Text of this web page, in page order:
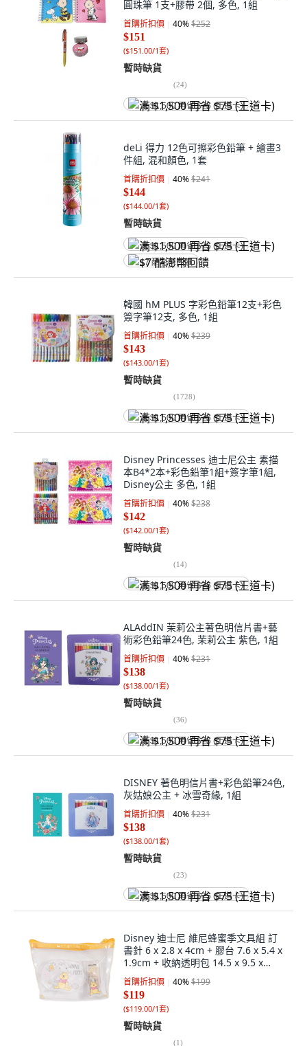
圓珠筆 1支+膠帶 2個, 多色, 1組
首購折扣價 40%$252
$151
($151.00/1套)
暫時缺貨
(24)
满 $1,500 再省 $75 (王道卡)
deLi 得力 12色可擦彩色鉛筆 + 繪畫3
件組, 混和顏色, 1套
首購折扣價 40%$241
$144
($144.00/1套)
暫時缺貨
满 $1,500 再省 $75 (王道卡)
$7 酷澎幣回饋
韓國 hM PLUS 字彩色鉛筆12支+彩色
簽字筆12支, 多色, 1組
首購折扣價 40%$239
$143
($143.00/1套)
暫時缺貨
(1728)
满 $1,500 再省 $75 (王道卡)
Disney Princesses 迪士尼公主 素描
本B4*2本+彩色鉛筆1組+簽字筆1組,
Disney公主 多色, 1組
首購折扣價 40%$238
$142
($142.00/1套)
暫時缺貨
(14)
满 $1,500 再省 $75 (王道卡)
ALAddIN 茉莉公主著色明信片書+藝
術彩色鉛筆24色, 茉莉公主 紫色, 1組
首購折扣價 40%$231
$138
($138.00/1套)
暫時缺貨
(36)
满 $1,500 再省 $75 (王道卡)
DISNEY 著色明信片書+彩色鉛筆24色,
灰姑娘公主 + 冰雪奇緣, 1組
首購折扣價 40%$231
$138
($138.00/1套)
暫時缺貨
(23)
满 $1,500 再省 $75 (王道卡)
Disney 迪士尼 維尼蜂蜜季文具組 訂
書針 6 x 2.8 x 4cm + 膠台 7.6 x 5.4 x
1.9cm + 收納透明包 14.5 x 9.5 x
3.5cm, 維尼 透明色 + 黃色, 1組
首購折扣價 40%$199
$119
($119.00/1套)
暫時缺貨
(1)